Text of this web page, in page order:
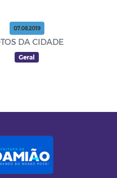
07.08.2019
DA CIDADE
Geral